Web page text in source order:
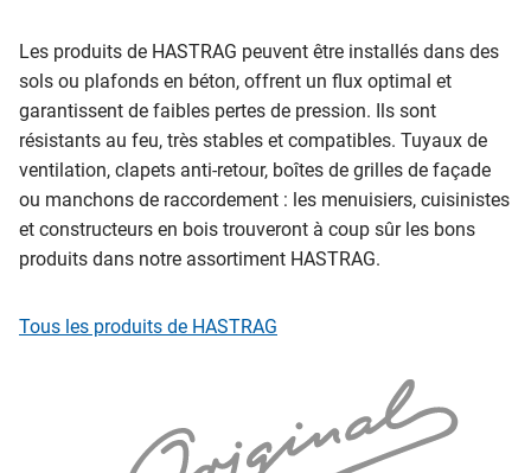
Les produits de HASTRAG peuvent être installés dans des
sols ou plafonds en béton, offrent un flux optimal et
garantissent de faibles pertes de pression. Ils sont
résistants au feu, très stables et compatibles. Tuyaux de
ventilation, clapets anti-retour, boîtes de grilles de façade
ou manchons de raccordement : les menuisiers, cuisinistes
et constructeurs en bois trouveront à coup sûr les bons
produits dans notre assortiment HASTRAG.
Tous les produits de HASTRAG